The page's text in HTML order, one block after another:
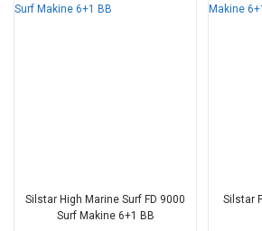
Silstar High Marine Surf FD 9000
Surf Makine 6+1 BB
Silstar